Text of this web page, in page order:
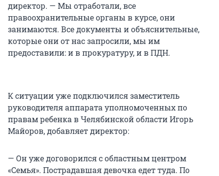
директор. — Мы отработали, все
правоохранительные органы в курсе, они
занимаются. Все документы и объяснительные,
которые они от нас запросили, мы им
предоставили: и в прокуратуру, и в ПДН.
К ситуации уже подключился заместитель
руководителя аппарата уполномоченных по
правам ребенка в Челябинской области Игорь
Майоров, добавляет директор:
— Он уже договорился с областным центром
«Семья». Пострадавшая девочка едет туда. По